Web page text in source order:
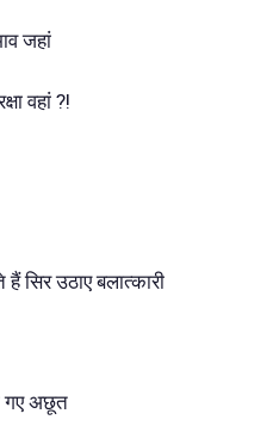
जहां
वहां ?!
सिर उठाए बलात्कारी
गए अछूत